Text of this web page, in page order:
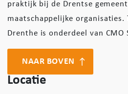
praktijk bij de Drentse
maatschappelijke organisaties.
Drenthe is onderdeel van CMO
NAAR BOVEN
Locatie